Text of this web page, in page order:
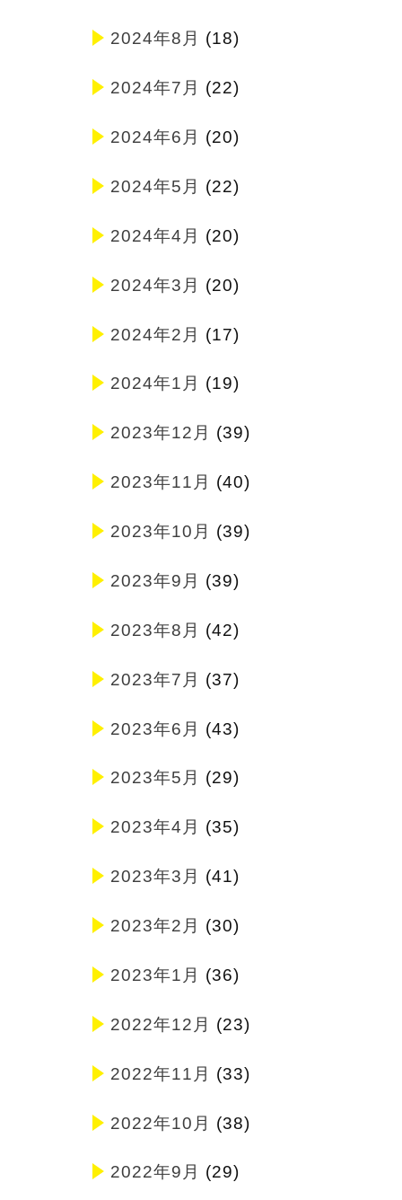
2024年8月 (18)
2024年7月 (22)
2024年6月 (20)
2024年5月 (22)
2024年4月 (20)
2024年3月 (20)
2024年2月 (17)
2024年1月 (19)
2023年12月 (39)
2023年11月 (40)
2023年10月 (39)
2023年9月 (39)
2023年8月 (42)
2023年7月 (37)
2023年6月 (43)
2023年5月 (29)
2023年4月 (35)
2023年3月 (41)
2023年2月 (30)
2023年1月 (36)
2022年12月 (23)
2022年11月 (33)
2022年10月 (38)
2022年9月 (29)